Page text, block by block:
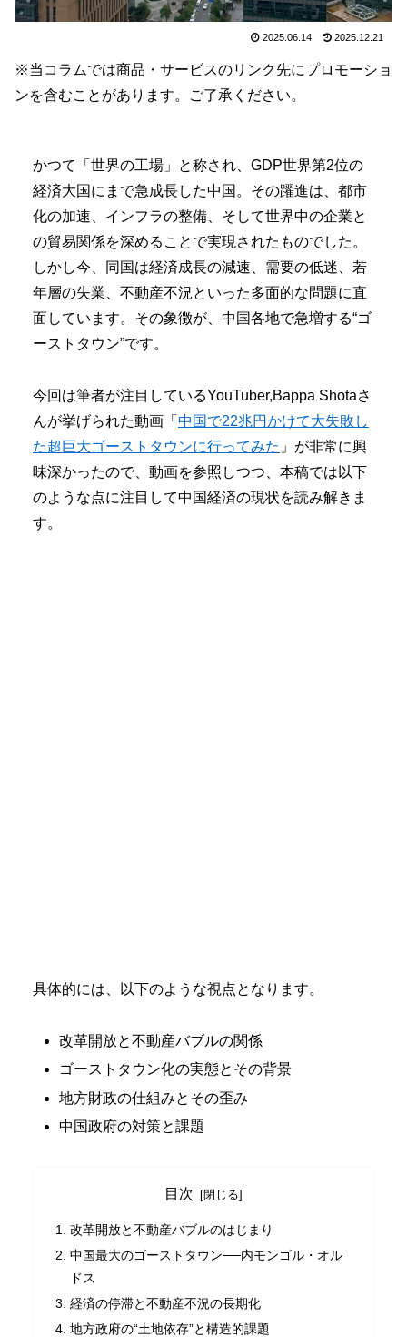
2025.06.14 2025.12.21
※当コラムでは商品・サービスのリンク先にプロモーショ
ンを含むことがあります。ご了承ください。
かつて「世界の工場」と称され、GDP世界第2位の
経済大国にまで急成長した中国。その躍進は、都市
化の加速、インフラの整備、そして世界中の企業と
の貿易関係を深めることで実現されたものでした。
しかし今、同国は経済成長の減速、需要の低迷、若
年層の失業、不動産不況といった多面的な問題に直
面しています。その象徴が、中国各地で急増する“ゴ
ーストタウン”です。
今回は筆者が注目しているYouTuber,Bappa Shotaさ
んが挙げられた動画「 中国で22兆円かけて大失敗し
た超巨大ゴーストタウンに行ってみた 」が非常に興
味深かったので、動画を参照しつつ、本稿では以下
のような点に注目して中国経済の現状を読み解きま
す。
具体的には、以下のような視点となります。
改革開放と不動産バブルの関係
ゴーストタウン化の実態とその背景
地方財政の仕組みとその歪み
中国政府の対策と課題
目次
改革開放と不動産バブルのはじまり
中国最大のゴーストタウン──内モンゴル・オル
ドス
経済の停滞と不動産不況の長期化
地方政府の“土地依存”と構造的課題